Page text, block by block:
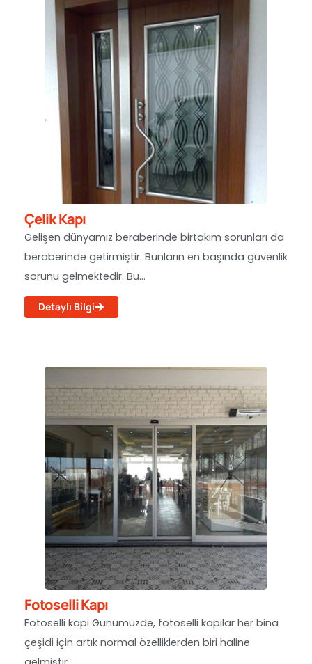
Çelik Kapı
Gelişen dünyamız beraberinde birtakım sorunları da
beraberinde getirmiştir. Bunların en başında güvenlik
sorunu gelmektedir. Bu...
Detaylı Bilgi
Fotoselli Kapı
Fotoselli kapı Günümüzde, fotoselli kapılar her bina
çeşidi için artık normal özelliklerden biri haline